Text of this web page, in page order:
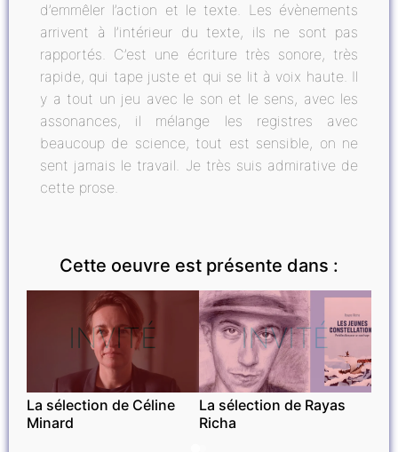
d’emmêler l’action et le texte. Les évènements
arrivent à l’intérieur du texte, ils ne sont pas
rapportés. C’est une écriture très sonore, très
rapide, qui tape juste et qui se lit à voix haute. Il
y a tout un jeu avec le son et le sens, avec les
assonances, il mélange les registres avec
beaucoup de science, tout est sensible, on ne
sent jamais le travail. Je très suis admirative de
cette prose.
Cette oeuvre est présente dans :
INVITÉ
La sélection de Céline
Minard
INVITÉ
La sélection de Rayas
Richa